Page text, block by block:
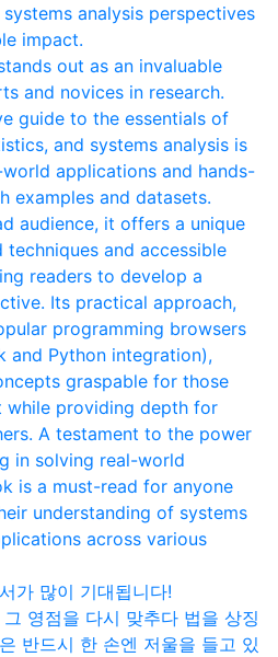
analysis perspectives
impact.
out as an invaluable
and novices in research.
guide to the essentials of
and systems analysis is
applications and hands-
examples and datasets.
audience, it offers a unique
and accessible
readers to develop a
Its practical approach,
programming browsers
and Python integration),
graspable for those
while providing depth for
A testament to the power
in solving real-world
is a must-read for anyone
understanding of systems
across various
가 많이 기대됩니다!
영점을 다시 맞추다 법을 상징
반드시 한 손엔 저울을 들고 있